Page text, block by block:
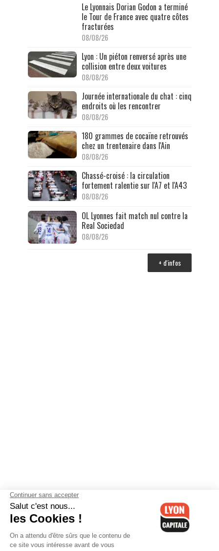
Le Lyonnais Dorian Godon a terminé
le Tour de France avec quatre côtes
fracturées
08/08/26
Lyon : Un piéton renversé après une
collision entre deux voitures
08/08/26
Journée internationale du chat : cinq
endroits où les rencontrer
08/08/26
180 grammes de cocaïne retrouvés
chez un trentenaire dans l'Ain
08/08/26
Chassé-croisé : la circulation
fortement ralentie sur l'A7 et l'A43
08/08/26
OL Lyonnes fait match nul contre la
Real Sociedad
08/08/26
+ d'infos